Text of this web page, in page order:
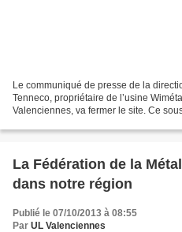
Le communiqué de presse de la
Tenneco, propriétaire de l’usine
Valenciennes, va fermer le site. Ce
La Fédération de la
dans notre région
Publié le 07/10/2013 à 08:55
Par UL Valenciennes